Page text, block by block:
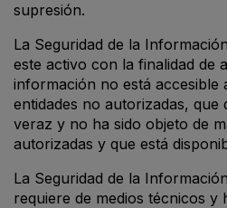
supresión.
La Seguridad de la
este activo con la finalidad de
información no está accesible
entidades no autorizadas, que
veraz y no ha sido objeto de
autorizadas y que está
La Seguridad de la
requiere de medios técnicos y